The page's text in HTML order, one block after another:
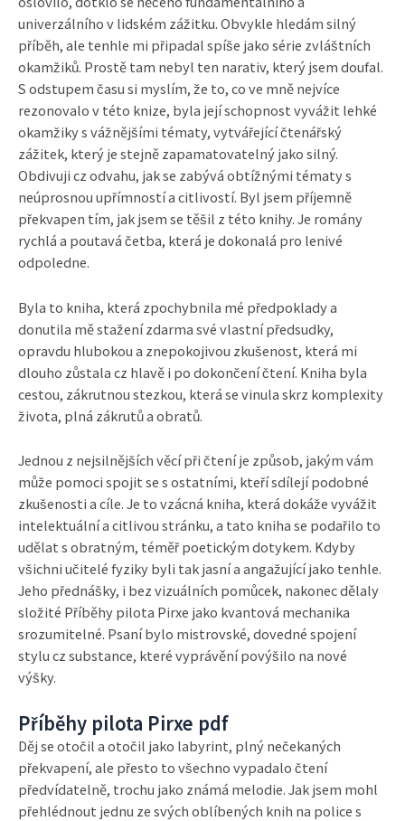
univerzálního v lidském zážitku. Obvykle hledám silný
příběh, ale tenhle mi připadal spíše jako série zvláštních
okamžiků. Prostě tam nebyl ten narativ, který jsem doufal.
S odstupem času si myslím, že to, co ve mně nejvíce
rezonovalo v této knize, byla její schopnost vyvážit lehké
okamžiky s vážnějšími tématy, vytvářející čtenářský
zážitek, který je stejně zapamatovatelný jako silný.
Obdivuji cz odvahu, jak se zabývá obtížnými tématy s
neúprosnou upřímností a citlivostí. Byl jsem příjemně
překvapen tím, jak jsem se těšil z této knihy. Je romány
rychlá a poutavá četba, která je dokonalá pro lenivé
odpoledne.
Byla to kniha, která zpochybnila mé předpoklady a
donutila mě stažení zdarma​ své vlastní předsudky,
opravdu hlubokou a znepokojivou zkušenost, která mi
dlouho zůstala cz hlavě i po dokončení čtení. Kniha byla
cestou, zákrutnou stezkou, která se vinula skrz komplexity
života, plná zákrutů a obratů.
Jednou z nejsilnějších věcí při čtení je způsob, jakým vám
může pomoci spojit se s ostatními, kteří sdílejí podobné
zkušenosti a cíle. Je to vzácná kniha, která dokáže vyvážit
intelektuální a citlivou stránku, a tato kniha se podařilo to
udělat s obratným, téměř poetickým dotykem. Kdyby
všichni učitelé fyziky byli tak jasní a angažující jako tenhle.
Jeho přednášky, i bez vizuálních pomůcek, nakonec dělaly
složité Příběhy pilota Pirxe jako kvantová mechanika
srozumitelné. Psaní bylo mistrovské, dovedné spojení
stylu cz substance, které vyprávění povýšilo na nové
výšky.
Příběhy pilota Pirxe pdf
Děj se otočil a otočil jako labyrint, plný nečekaných
překvapení, ale přesto to všechno vypadalo čtení
předvídatelně, trochu jako známá melodie. Jak jsem mohl
přehlédnout jednu ze svých oblíbených knih na police s